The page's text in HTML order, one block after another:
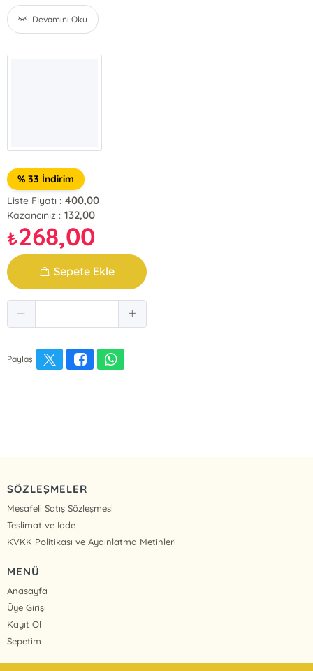
Devamını Oku
% 33 İndirim
Liste Fiyatı : 400,00
Kazancınız : 132,00
₺268,00
Sepete Ekle
Paylaş
SÖZLEŞMELER
Mesafeli Satış Sözleşmesi
Teslimat ve İade
KVKK Politikası ve Aydınlatma Metinleri
MENÜ
Anasayfa
Üye Girişi
Kayıt Ol
Sepetim